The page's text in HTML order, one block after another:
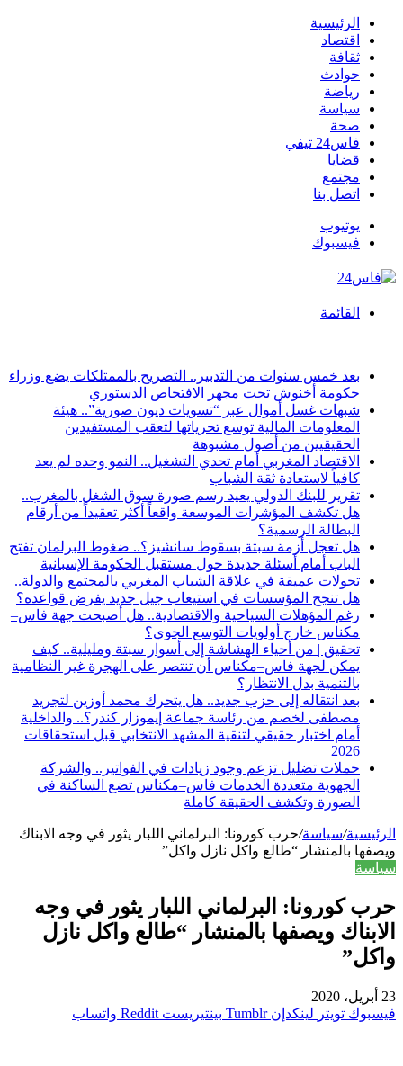
الرئيسية
اقتصاد
ثقافة
حوادث
رياضة
سياسة
صحة
فاس24 تيفي
قضايا
مجتمع
اتصل بنا
يوتيوب
فيسبوك
القائمة
بعد خمس سنوات من التدبير.. التصريح بالممتلكات يضع وزراء
حكومة أخنوش تحت مجهر الافتحاص الدستوري
شبهات غسل أموال عبر “تسويات ديون صورية”.. هيئة
المعلومات المالية توسع تحرياتها لتعقب المستفيدين
الحقيقيين من أصول مشبوهة
الاقتصاد المغربي أمام تحدي التشغيل.. النمو وحده لم يعد
كافياً لاستعادة ثقة الشباب
تقرير للبنك الدولي يعيد رسم صورة سوق الشغل بالمغرب..
هل تكشف المؤشرات الموسعة واقعاً أكثر تعقيداً من أرقام
البطالة الرسمية؟
هل تعجل أزمة سبتة بسقوط سانشيز؟.. ضغوط البرلمان تفتح
الباب أمام أسئلة جديدة حول مستقبل الحكومة الإسبانية
تحولات عميقة في علاقة الشباب المغربي بالمجتمع والدولة..
هل تنجح المؤسسات في استيعاب جيل جديد يفرض قواعده؟
رغم المؤهلات السياحية والاقتصادية.. هل أصبحت جهة فاس–
مكناس خارج أولويات التوسع الجوي؟
تحقيق | من أحياء الهشاشة إلى أسوار سبتة ومليلية.. كيف
يمكن لجهة فاس–مكناس أن تنتصر على الهجرة غير النظامية
بالتنمية بدل الانتظار؟
بعد انتقاله إلى حزب جديد.. هل يتحرك محمد أوزين لتجريد
مصطفى لخصم من رئاسة جماعة إيموزار كندر؟.. والداخلية
أمام اختبار حقيقي لتنقية المشهد الانتخابي قبل استحقاقات
2026
حملات تضليل تزعم وجود زيادات في الفواتير.. والشركة
الجهوية متعددة الخدمات فاس–مكناس تضع الساكنة في
الصورة وتكشف الحقيقة كاملة
الرئيسية/سياسة/حرب كورونا: البرلماني اللبار يثور في وجه الابناك
ويصفها بالمنشار “طالع واكل نازل واكل”
سياسة
حرب كورونا: البرلماني اللبار يثور في وجه
الابناك ويصفها بالمنشار “طالع واكل نازل
واكل”
23 أبريل، 2020
فيسبوك تويتر لينكدإن بينتيريست واتساب